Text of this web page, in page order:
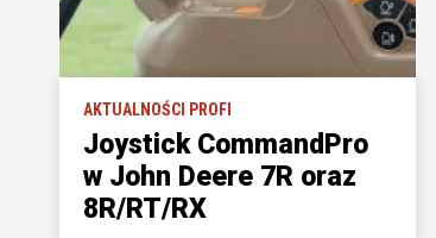
AKTUALNOŚCI PROFI
Joystick CommandPro
w John Deere 7R oraz
8R/RT/RX